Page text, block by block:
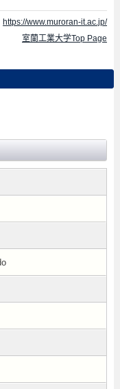
https://www.muroran-it.ac.jp/
室蘭工業大学Top Page